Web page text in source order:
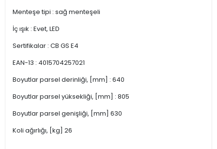
Menteşe tipi : sağ menteşeli
İç ışık : Evet, LED
Sertifikalar : CB GS E4
EAN-13 : 4015704257021
Boyutlar parsel derinliği, [mm] : 640
Boyutlar parsel yüksekliği, [mm] : 805
Boyutlar parsel genişliği, [mm] 630
Koli ağırlığı, [kg] 26